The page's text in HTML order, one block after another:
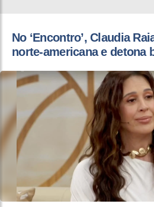
No ‘Encontro’, Claudia
norte-americana e detona